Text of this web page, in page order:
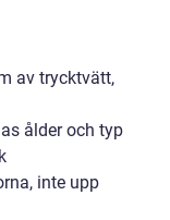
av trycktvätt,
ålder och typ
inte upp